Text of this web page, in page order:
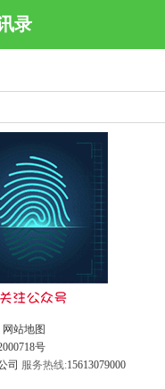
录
网站地图
号
司 服务热线:15613079000